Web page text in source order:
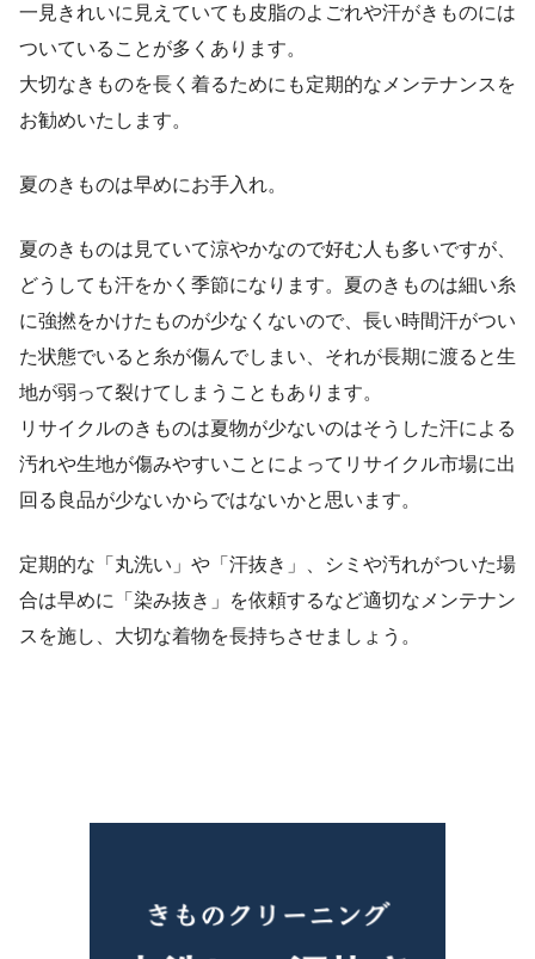
一見きれいに見えていても皮脂のよごれや汗がきものには
ついていることが多くあります。
大切なきものを長く着るためにも定期的なメンテナンスを
お勧めいたします。
夏のきものは早めにお手入れ。
夏のきものは見ていて涼やかなので好む人も多いですが、
どうしても汗をかく季節になります。夏のきものは細い糸
に強撚をかけたものが少なくないので、長い時間汗がつい
た状態でいると糸が傷んでしまい、それが長期に渡ると生
地が弱って裂けてしまうこともあります。
リサイクルのきものは夏物が少ないのはそうした汗による
汚れや生地が傷みやすいことによってリサイクル市場に出
回る良品が少ないからではないかと思います。
定期的な「丸洗い」や「汗抜き」、シミや汚れがついた場
合は早めに「染み抜き」を依頼するなど適切なメンテナン
スを施し、大切な着物を長持ちさせましょう。